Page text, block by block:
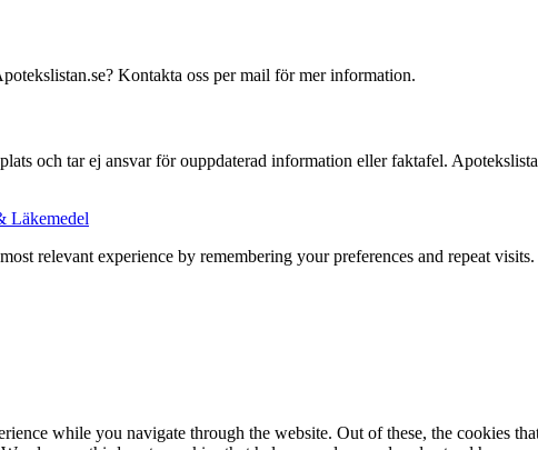
Kontakta oss per mail för mer information.
och tar ej ansvar för ouppdaterad information eller faktafel.
Läkemedel
relevant experience by remembering your preferences and repeat
while you navigate through the website. Out of these, the cookies